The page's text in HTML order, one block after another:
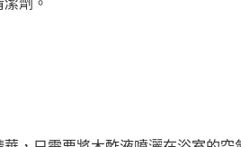
劑。